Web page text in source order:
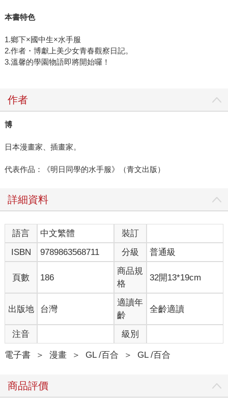
本書特色
1.鄉下×國中生×水手服
2.作者・博獻上美少女青春觀察日記。
3.溫馨的學園物語即將開始囉！
作者
博
日本漫畫家、插畫家。
代表作品：《明日同學的水手服》（青文出版）
詳細資料
語言 中文繁體
裝訂
ISBN
9789863568711 分級 普通級
頁數 186
商品規
格
32開13*19cm
出版地 台灣
適讀年
齡
全齡適讀
注音 級別
電子書 ＞ 漫畫 ＞ GL /百合 ＞ GL /百合
商品評價